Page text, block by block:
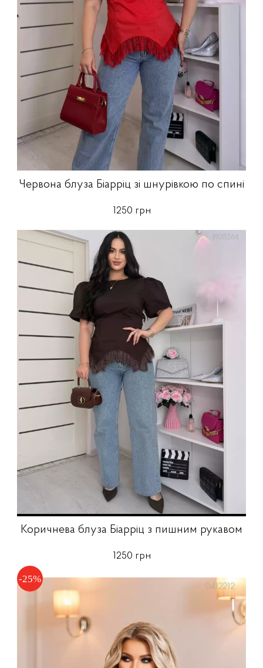
Червона блуза Біарріц зі шнурівкою по спині
1250 грн
Коричнева блуза Біарріц з пишним рукавом
1250 грн